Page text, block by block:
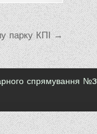
парку КПІ →
спрямування №3